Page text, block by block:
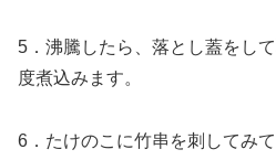
5．沸騰したら、落とし蓋をし
度煮込みます。
6．たけのこに竹串を刺してみ